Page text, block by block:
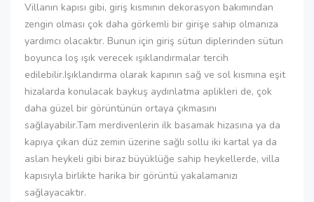
Villanın kapısı gibi, giriş kısmının dekorasyon bakımından
zengin olması çok daha görkemli bir girişe sahip olmanıza
yardımcı olacaktır. Bunun için giriş sütun diplerinden sütun
boyunca loş ışık verecek ışıklandırmalar tercih
edilebilir.Işıklandırma olarak kapının sağ ve sol kısmına eşit
hizalarda konulacak baykuş aydınlatma aplikleri de, çok
daha güzel bir görüntünün ortaya çıkmasını
sağlayabilir.Tam merdivenlerin ilk basamak hizasına ya da
kapıya çıkan düz zemin üzerine sağlı sollu iki kartal ya da
aslan heykeli gibi biraz büyüklüğe sahip heykellerde, villa
kapısıyla birlikte harika bir görüntü yakalamanızı
sağlayacaktır.